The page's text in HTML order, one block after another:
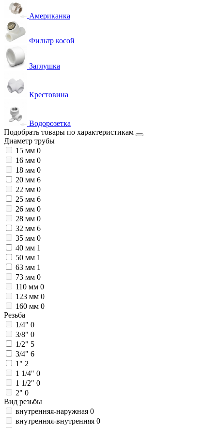
Американка
Фильтр косой
Заглушка
Крестовина
Водорозетка
Подобрать товары по характеристикам
Диаметр трубы
15 мм 0
16 мм 0
18 мм 0
20 мм 6
22 мм 0
25 мм 6
26 мм 0
28 мм 0
32 мм 6
35 мм 0
40 мм 1
50 мм 1
63 мм 1
73 мм 0
110 мм 0
123 мм 0
160 мм 0
Резьба
1/4" 0
3/8" 0
1/2" 5
3/4" 6
1" 2
1 1/4" 0
1 1/2" 0
2" 0
Вид резьбы
внутренняя-наружная 0
внутренняя-внутренняя 0